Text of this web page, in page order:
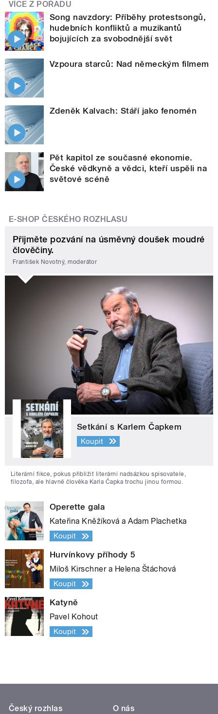
VÍCE Z POŘADU
Song navzdory: Příběhy protestsongů,
hudebních konfliktů a muzikantů
bojujících za svobodnější svět
Vzpoura starců: Nad německým filmem
Zdeněk Kalvach: Stáří jako fenomén
Pět kapitol ze současné ekonomie.
České vědkyně a vědci, kteří uspěli na
světové scéně
E-SHOP ČESKÉHO ROZHLASU
Přijměte pozvání na úsměvný doušek moudré
člověčiny.
František Novotný, moderátor
Setkání s Karlem Čapkem
Koupit
Literární fikce, pokus přiblížit literární nadsázkou spisovatele,
filozofa, ale hlavně člověka Karla Čapka trochu jinou formou.
Operette gala
Kateřina Kněžíková a Adam Plachetka
Koupit
Hurvínkovy příhody 5
Miloš Kirschner a Helena Štáchová
Koupit
Katyně
Pavel Kohout
Koupit
Český rozhlas
O nás